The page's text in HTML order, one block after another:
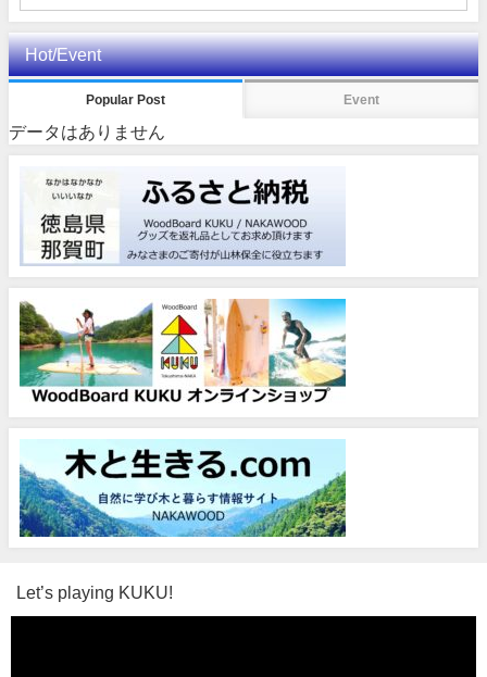
Hot/Event
Popular Post Event
データはありません
Let’s playing KUKU!